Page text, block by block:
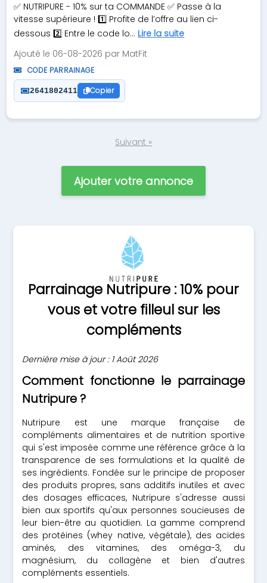
✅ NUTRIPURE - 10% sur ta COMMANDE ✅ Passe à la
vitesse supérieure ! 1️⃣ Profite de l’offre au lien ci-
dessous 2️⃣ Entre le code lo... Lire la suite
Ajouté le 06-08-2026 par MatFit
CODE PARRAINAGE
2641802411 Copier
Suivant »
Ajouter votre annonce
Parrainage Nutripure : 10% pour
vous et votre filleul sur les
compléments
Dernière mise à jour : 1 Août 2026
Comment fonctionne le parrainage
Nutripure ?
Nutripure est une marque française de
compléments alimentaires et de nutrition sportive
qui s'est imposée comme une référence grâce à la
transparence de ses formulations et la qualité de
ses ingrédients. Fondée sur le principe de proposer
des produits propres, sans additifs inutiles et avec
des dosages efficaces, Nutripure s'adresse aussi
bien aux sportifs qu'aux personnes soucieuses de
leur bien-être au quotidien. La gamme comprend
des protéines (whey native, végétale), des acides
aminés, des vitamines, des oméga-3, du
magnésium, du collagène et bien d'autres
compléments essentiels.